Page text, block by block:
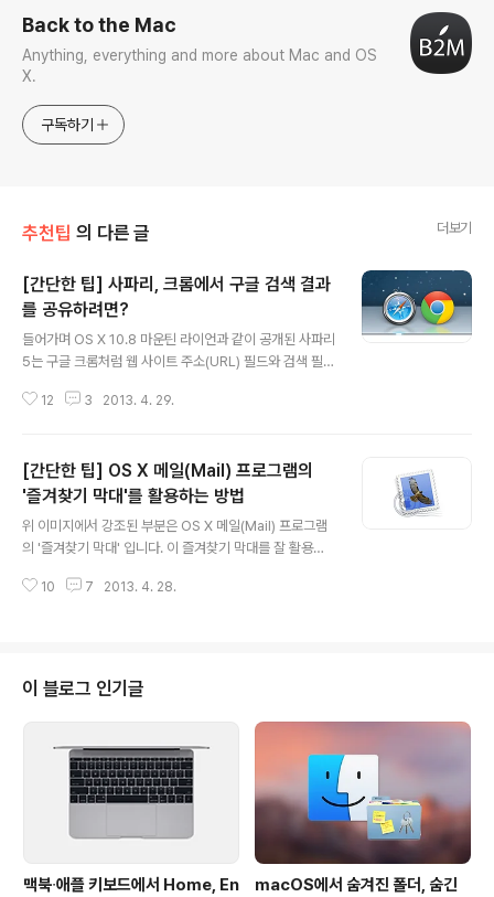
Back to the Mac
Anything, everything and more about Mac and OS
X.
구독하기
추천팁 의 다른 글 더보기
[간단한 팁] 사파리, 크롬에서 구글 검색 결과
를 공유하려면?
들어가며 OS X 10.8 마운틴 라이언과 같이 공개된 사파리
5는 구글 크롬처럼 웹 사이트 주소(URL) 필드와 검색 필드
크 입력이나 검색 기능을 단 하나의 창구를 통해 간편하게
통합되면서 한가지 불편해진 부분도 생겼습니다. (구글 크
롬도 같은 문제를 가지고 있습니다.)구글 검색 결과를 어딘
가 포스팅하거나, 상대방에게 전달해야 할 때 URL 링크가
표시되지 않아 난감합니다. URL 링크 없이 사용자가 입력
한 검색어만 달랑 표시되기 때문입니다. ▼ 돋보기 심볼을
드래그하세요 이처럼 검색 결과에 나타나는 특정 웹페이지
12 3 2013. 4. 29.
[간단한 팁] OS X 메일(Mail) 프로그램의
'즐겨찾기 막대'를 활용하는 방법
위 이미지에서 강조된 부분은 OS X 메일(Mail) 프로그램
의 '즐겨찾기 막대' 입니다. 이 즐겨찾기 막대를 잘 활용하
메일 업무 능력도 향상할 수 있는 효과를 볼 수 있습니다.
사파리, 크롬 등 웹 브라우저의 책갈피 막대와 그 역할이 유
사합니다. ▼ * 메일 창과 사파리 창을 나란히자주 들락날
락 거리는 웹 페이지를 웹 브라우저의 책갈피에 등록해 놓
듯이, 받은 편지함이나 보낸 편지함처럼 사용자가 자주 사
용하는 메일상자(Mailbox)가 즐겨찾기 막대에 기본으로
올려져 있으며, 필요시..
10 7 2013. 4. 28.
이 블로그 인기글
맥북∙애플 키보드에서 Home, En
macOS에서 숨겨진 폴더, 숨긴